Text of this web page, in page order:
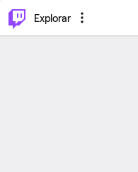
Explorar